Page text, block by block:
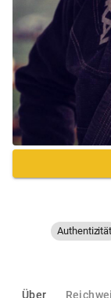
Authentizität
Über